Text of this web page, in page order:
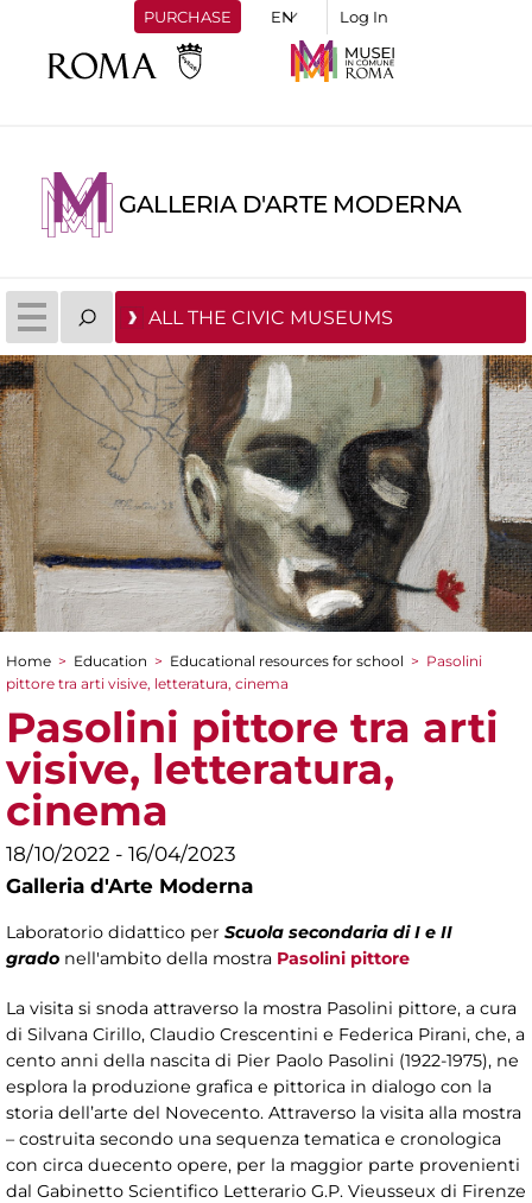
PURCHASE Log In
GALLERIA D'ARTE MODERNA
ALL THE CIVIC MUSEUMS
You are here
Home > Education > Educational resources for school > Pasolini
pittore tra arti visive, letteratura, cinema
Pasolini pittore tra arti
visive, letteratura,
cinema
18/10/2022 - 16/04/2023
Galleria d'Arte Moderna
Laboratorio didattico per Scuola secondaria di I e II
grado nell'ambito della mostra Pasolini pittore
La visita si snoda attraverso la mostra Pasolini pittore, a cura
di Silvana Cirillo, Claudio Crescentini e Federica Pirani, che, a
cento anni della nascita di Pier Paolo Pasolini (1922-1975), ne
esplora la produzione grafica e pittorica in dialogo con la
storia dell’arte del Novecento. Attraverso la visita alla mostra
– costruita secondo una sequenza tematica e cronologica
con circa duecento opere, per la maggior parte provenienti
dal Gabinetto Scientifico Letterario G.P. Vieusseux di Firenze